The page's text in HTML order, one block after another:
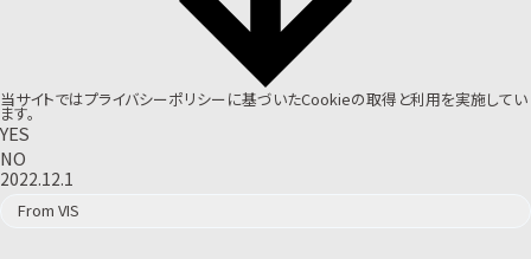
当サイトではプライバシーポリシーに基づいたCookieの取得と利用を実施してい
ます。
YES
NO
2022.12.1
From VIS